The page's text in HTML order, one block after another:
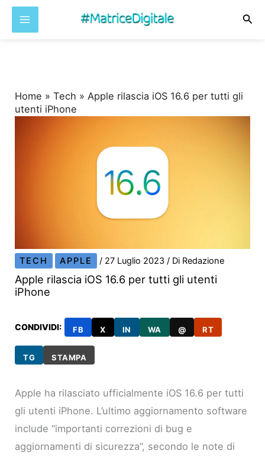
Home »Tech »Apple rilascia iOS 16.6 per tutti gli
utenti iPhone
TECH APPLE / 27 Luglio 2023/ Di Redazione
Apple rilascia iOS 16.6 per tutti gli utenti
iPhone
CONDIVIDI: FB X IN WA @ RT
TG STAMPA
Apple ha rilasciato ufficialmente iOS 16.6 per tutti
gli utenti iPhone. L’ultimo aggiornamento software
include “importanti correzioni di bug e
aggiornamenti di sicurezza”, secondo le note di